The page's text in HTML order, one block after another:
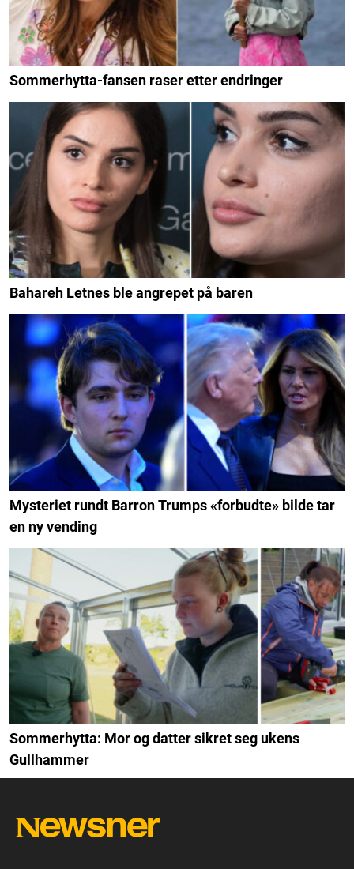
Sommerhytta-fansen raser etter endringer
Bahareh Letnes ble angrepet på baren
Mysteriet rundt Barron Trumps «forbudte» bilde tar
en ny vending
Sommerhytta: Mor og datter sikret seg ukens
Gullhammer